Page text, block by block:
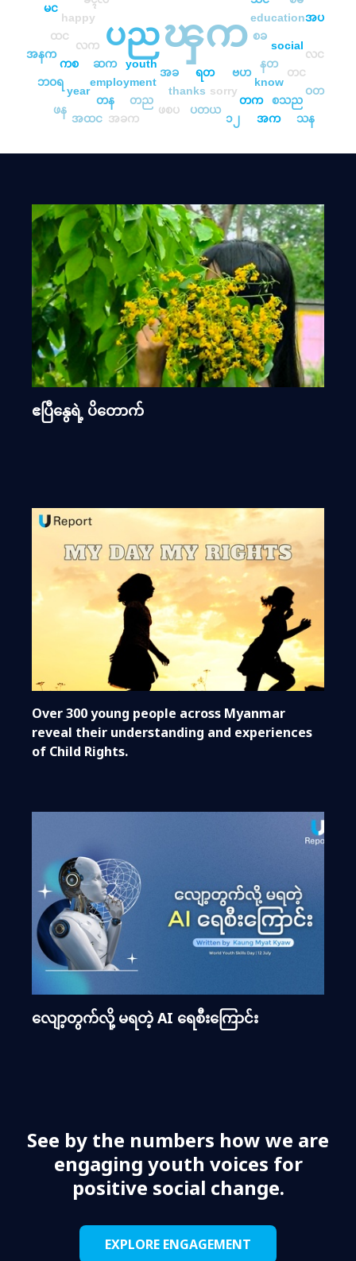
ၾက
ပည
youth
စခ
ဆက နတ
ဗဟ
ရတ
လက
အခ
education
employment
happy
know
social
sorry
thanks
year
ကစ
စသည
တက
တင
တည
တန
ထင
ပတယ
ဖစပ
ဖန
ဘဝရ
မင
လင
ဝတ
သန
အက
အခက
အထင
အနက
အပ
၁၂
ဧပြီနွေရဲ့ ပိတောက်
Over 300 young people across Myanmar
reveal their understanding and experiences
of Child Rights.
လျော့တွက်လို့ မရတဲ့ AI ရေစီးကြောင်း
See by the numbers how we are
engaging youth voices for
positive social change.
EXPLORE ENGAGEMENT